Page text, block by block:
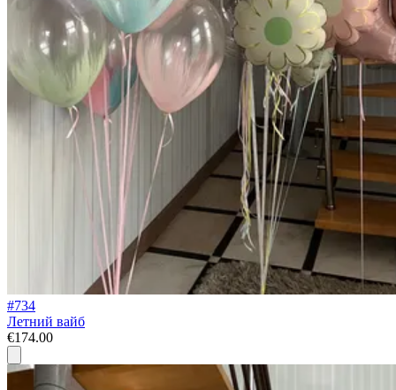
#734
Летний вайб
€174.00